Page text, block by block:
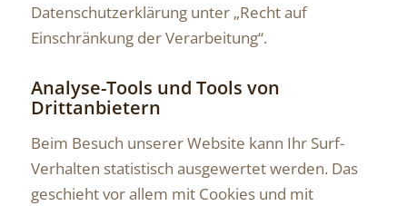
Datenschutzerklärung unter „Recht auf
Einschränkung der Verarbeitung“.
Analyse-Tools und Tools von
Drittanbietern
Beim Besuch unserer Website kann Ihr Surf-
Verhalten statistisch ausgewertet werden. Das
geschieht vor allem mit Cookies und mit